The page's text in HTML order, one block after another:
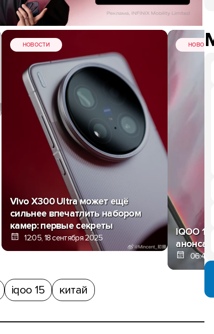
НОВОСТИ
Vivo X300 Ultra может ещё
сильнее впечатлить набором
камер: первые секреты
12:05, 18 сентября 2025
iQOO 15
анонса
06:47,
iqoo 15 китай